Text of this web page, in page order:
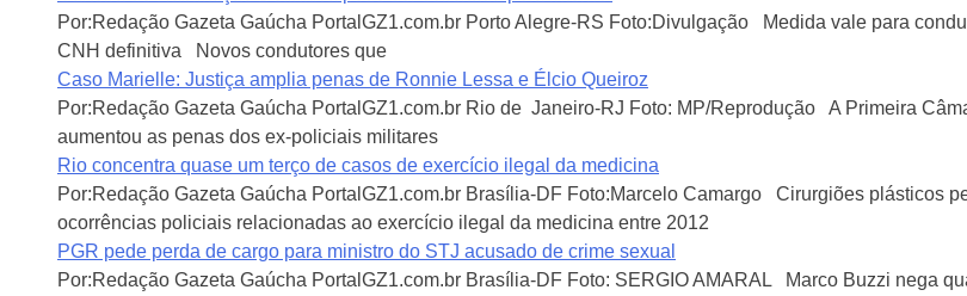
Por:Redação Gazeta Gaúcha PortalGZ1.com.br Porto Alegre-RS Foto:Divulgação Medida vale para
CNH definitiva Novos condutores que
Caso Marielle: Justiça amplia penas de Ronnie Lessa e Élcio Queiroz
Por:Redação Gazeta Gaúcha PortalGZ1.com.br Rio de Janeiro-RJ Foto: MP/Reprodução A Primeira
aumentou as penas dos ex-policiais militares
Rio concentra quase um terço de casos de exercício ilegal da medicina
Por:Redação Gazeta Gaúcha PortalGZ1.com.br Brasília-DF Foto:Marcelo Camargo Cirurgiões plásticos
ocorrências policiais relacionadas ao exercício ilegal da medicina entre 2012
PGR pede perda de cargo para ministro do STJ acusado de crime sexual
Por:Redação Gazeta Gaúcha PortalGZ1.com.br Brasília-DF Foto: SERGIO AMARAL Marco Buzzi nega